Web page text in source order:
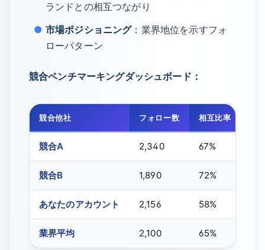
ランドとの相互つながり
市場ポジショニング：業界地位を示すフォ
ローパターン
競合ベンチマーキングダッシュボード：
競合他社 フォロー数 相互比率
競合A 2,340 67%
競合B 1,890 72%
あなたのアカウント 2,156 58%
業界平均 2,100 65%